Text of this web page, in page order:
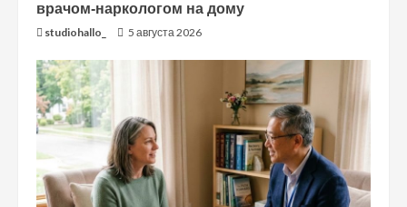
врачом-наркологом на дому
studiohallo_ 5 августа 2026